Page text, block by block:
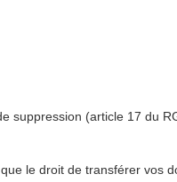
suppression (article 17 du
le droit de transférer vos